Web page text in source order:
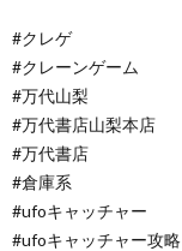
#クレゲ
#クレーンゲーム
#万代山梨
#万代書店山梨本店
#万代書店
#倉庫系
#ufoキャッチャー
#ufoキャッチャー攻略